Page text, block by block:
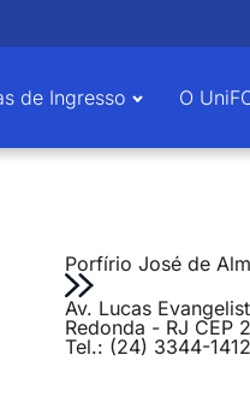
de Ingresso O
Porfírio José de
Av. Lucas
Redonda - RJ CEP
Tel.: (24) 3344-1412